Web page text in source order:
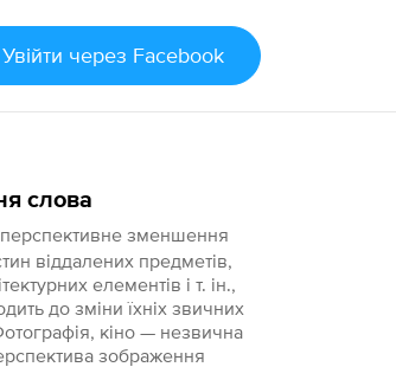
Увійти через Facebook
слова
зменшення
віддалених предметів,
елементів і т. ін.,
до зміни їхніх звичних
кіно — незвична
зображення